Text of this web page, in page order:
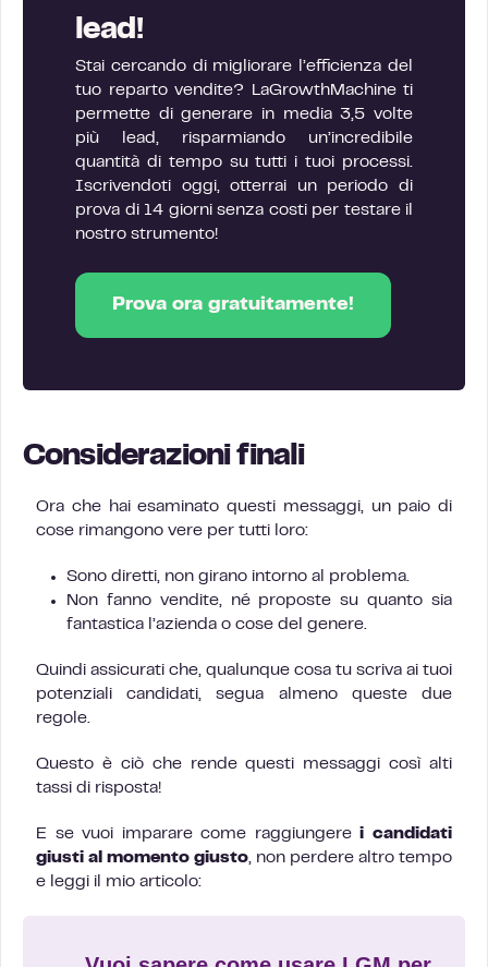
lead!
Stai cercando di migliorare l’efficienza del
tuo reparto vendite? LaGrowthMachine ti
permette di generare in media 3,5 volte
più lead, risparmiando un’incredibile
quantità di tempo su tutti i tuoi processi.
Iscrivendoti oggi, otterrai un periodo di
prova di 14 giorni senza costi per testare il
nostro strumento!
Prova ora gratuitamente!
Considerazioni finali
Ora che hai esaminato questi messaggi, un paio di
cose rimangono vere per tutti loro:
Sono diretti, non girano intorno al problema.
Non fanno vendite, né proposte su quanto sia
fantastica l’azienda o cose del genere.
Quindi assicurati che, qualunque cosa tu scriva ai tuoi
potenziali candidati, segua almeno queste due
regole.
Questo è ciò che rende questi messaggi così alti
tassi di risposta!
E se vuoi imparare come raggiungerei candidati
giusti al momento giusto, non perdere altro tempo
e leggi il mio articolo: